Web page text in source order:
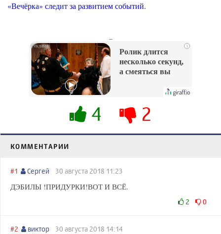
«Вечёрка» следит за развитием событий.
i
Ролик длится
несколько секунд,
а смеяться вы
4 2
КОММЕНТАРИИ
#1 Сергей 30 августа 2018 11:23
ДЭБИЛЫ !ПРИДУРКИ!ВОТ И ВСЁ.
2 0
#2 виктор 30 августа 2018 14:14